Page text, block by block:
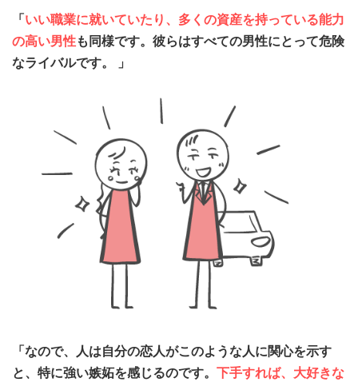
「いい職業に就いていたり、多くの資産を持っている能力
の高い男性も同様です。彼らはすべての男性にとって危険
なライバルです。 」
「なので、人は自分の恋人がこのような人に関心を示す
と、特に強い嫉妬を感じるのです。 下手すれば、大好きな